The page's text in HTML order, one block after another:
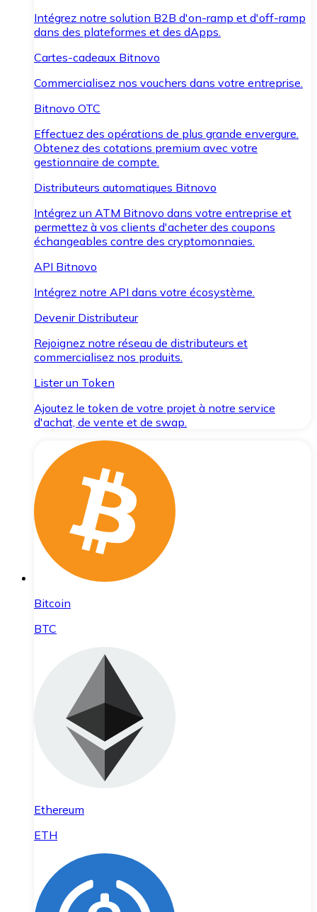
Intégrez notre solution B2B d'on-ramp et d'off-ramp
dans des plateformes et des dApps.
Cartes-cadeaux Bitnovo
Commercialisez nos vouchers dans votre entreprise.
Bitnovo OTC
Effectuez des opérations de plus grande envergure.
Obtenez des cotations premium avec votre
gestionnaire de compte.
Distributeurs automatiques Bitnovo
Intégrez un ATM Bitnovo dans votre entreprise et
permettez à vos clients d'acheter des coupons
échangeables contre des cryptomonnaies.
API Bitnovo
Intégrez notre API dans votre écosystème.
Devenir Distributeur
Rejoignez notre réseau de distributeurs et
commercialisez nos produits.
Lister un Token
Ajoutez le token de votre projet à notre service
d'achat, de vente et de swap.
Bitcoin
BTC
Ethereum
ETH